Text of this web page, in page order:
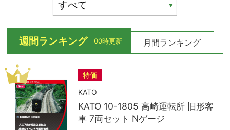
週間ランキング 00時更新 月間ランキング
1
特価
KATO
KATO 10-1805 高崎運転所 旧形客
車 7両セット Nゲージ